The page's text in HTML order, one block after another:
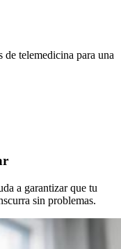
telemedicina para una
a garantizar que tu
sin problemas.